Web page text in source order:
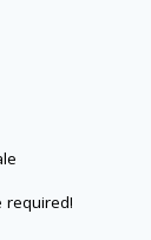
required!